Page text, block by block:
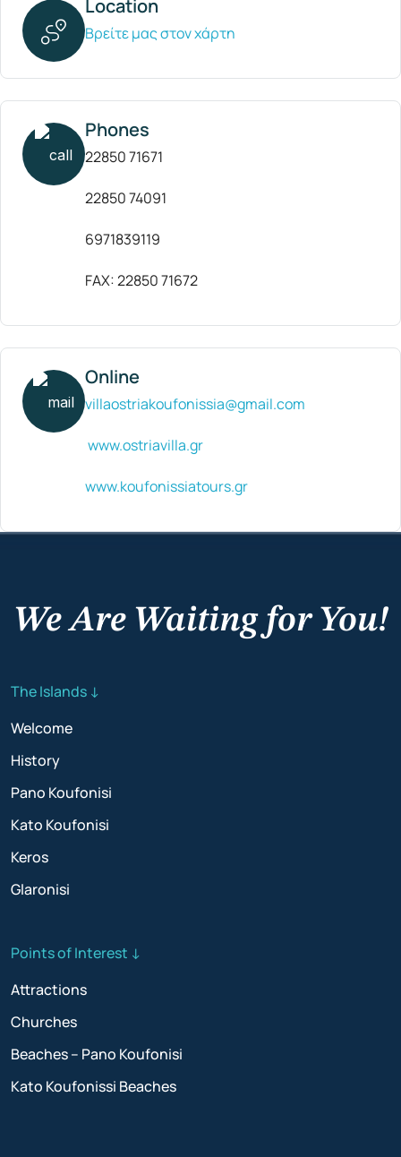
Location
Βρείτε μας στον χάρτη
Phones
22850 71671
22850 74091
6971839119
FAX: 22850 71672
Online
villaostriakoufonissia@gmail.com
www.ostriavilla.gr
www.koufonissiatours.gr
We Are Waiting for You!
The Islands ↓
Welcome
History
Pano Koufonisi
Kato Koufonisi
Keros
Glaronisi
Points of Interest ↓
Attractions
Churches
Beaches – Pano Koufonisi
Kato Koufonissi Beaches